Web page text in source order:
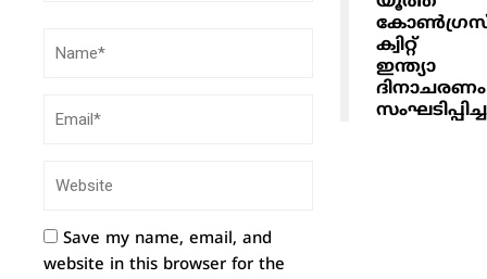
Save my name, email, and
website in this browser for the
ക്വിറ്റ്
ഇന്ത്യാ
ദിനാചരണം